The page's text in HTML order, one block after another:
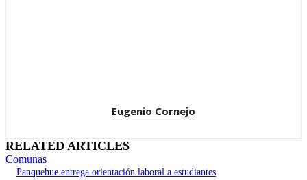
Eugenio Cornejo
RELATED ARTICLES
Comunas
Panquehue entrega orientación laboral a estudiantes